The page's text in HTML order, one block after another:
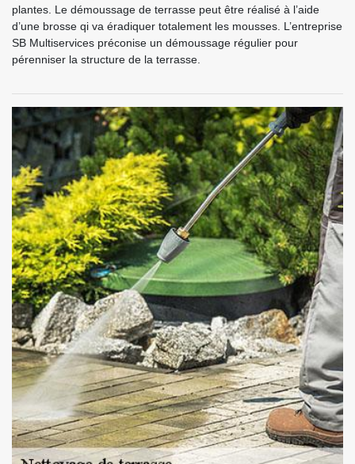
plantes. Le démoussage de terrasse peut être réalisé à l’aide
d’une brosse qi va éradiquer totalement les mousses. L’entreprise
SB Multiservices préconise un démoussage régulier pour
pérenniser la structure de la terrasse.